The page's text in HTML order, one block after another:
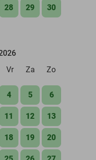
28 29 30
Vr Za Zo
4 5 6
11 12 13
18 19 20